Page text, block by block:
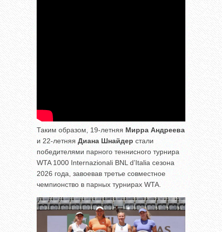
Таким образом, 19-летняя Мирра Андреева
и 22-летняя Диана Шнайдер стали
победителями парного теннисного турнира
WTA 1000 Internazionali BNL d’Italia сезона
2026 года, завоевав третье совместное
чемпионство в парных турнирах WTA.